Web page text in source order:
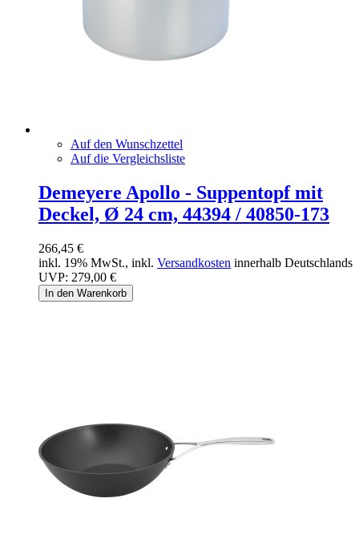
Auf den Wunschzettel
Auf die Vergleichsliste
Demeyere Apollo - Suppentopf mit
Deckel, Ø 24 cm, 44394 / 40850-173
266,45 €
inkl. 19% MwSt., inkl. Versandkosten innerhalb Deutschlands
UVP: 279,00 €
In den Warenkorb